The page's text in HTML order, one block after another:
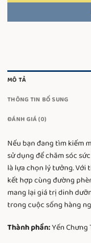
MÔ TẢ
THÔNG TIN BỔ SUNG
ĐÁNH GIÁ (0)
Nếu bạn đang tìm kiếm
sử dụng để chăm sóc
là lựa chọn lý tưởng.
kết hợp cùng đường
mang lại giá trị dinh
trong cuộc sống hàng
Thành phần:Yến Chưng